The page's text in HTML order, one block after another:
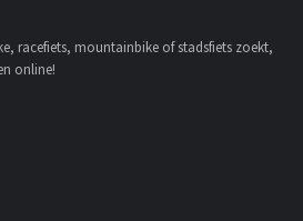
racefiets, mountainbike of stadsfiets zoekt,
online!